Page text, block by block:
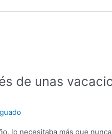
de unas
lo necesitaba más que